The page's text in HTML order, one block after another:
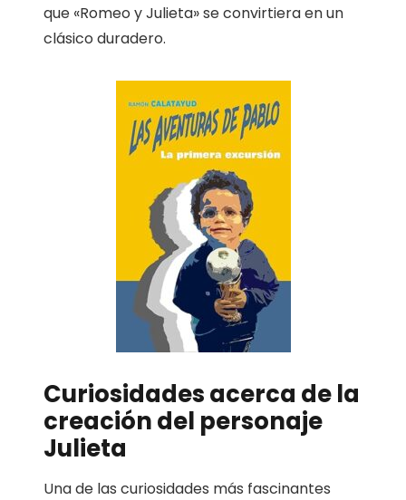
que «Romeo y Julieta» se convirtiera en un
clásico duradero.
Curiosidades acerca de la
creación del personaje
Julieta
Una de las curiosidades más fascinantes